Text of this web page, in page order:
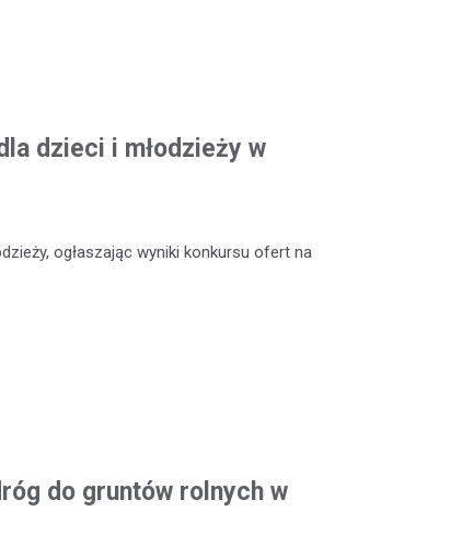
dzieci i młodzieży w
ogłaszając wyniki konkursu ofert na
do gruntów rolnych w